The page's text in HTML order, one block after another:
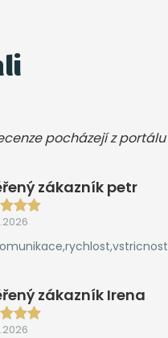
pocházejí z portálu
zákazník petr
zákazník Irena